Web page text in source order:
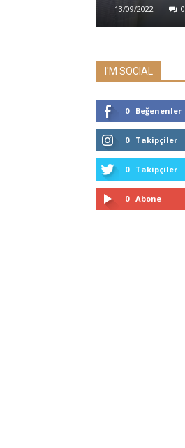
13/09/2022 0
I'M SOCIAL
0 Beğenenler
0 Takipçiler
0 Takipçiler
0 Abone